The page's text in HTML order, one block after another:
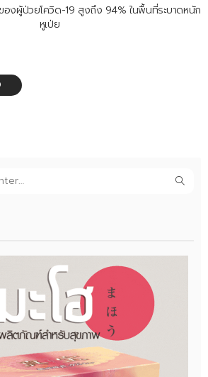
องผู้ป่วยโควิด-19 สูงถึง 94% ในพื้นที่ระบาดหนัก
หูเป่ย